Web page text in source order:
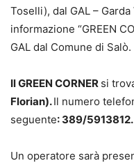
Toselli), dal GAL –
informazione “GREEN
GAL dal Comune di Salò.
Il GREEN CORNER si
Florian).Il numero
seguente: 389/5913812.
Un operatore sarà